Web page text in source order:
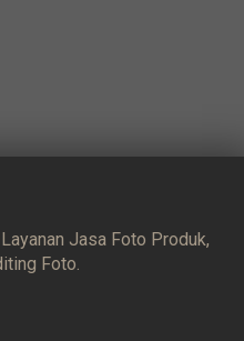
Jasa Foto Produk,
Foto.